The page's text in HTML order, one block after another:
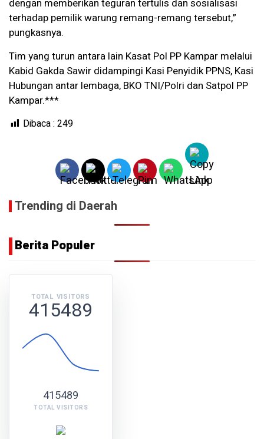
dengan memberikan teguran tertulis dan sosialisasi
terhadap pemilik warung remang-remang tersebut,”
pungkasnya.
Tim yang turun antara lain Kasat Pol PP Kampar melalui
Kabid Gakda Sawir didampingi Kasi Penyidik PPNS, Kasi
Hubungan antar lembaga, BKO TNI/Polri dan Satpol PP
Kampar.***
Dibaca : 249
Trending di Daerah
Berita Populer
TOTAL VISITORS
415489
415489
TOTAL VISITORS